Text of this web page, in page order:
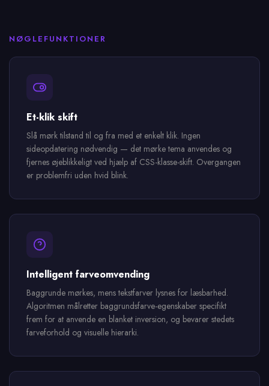
NØGLEFUNKTIONER
Et-klik skift
Slå mørk tilstand til og fra med et enkelt klik. Ingen
sideopdatering nødvendig — det mørke tema anvendes og
fjernes øjeblikkeligt ved hjælp af CSS-klasse-skift. Overgangen
er problemfri uden hvid blink.
Intelligent farveomvending
Baggrunde mørkes, mens tekstfarver lysnes for læsbarhed.
Algoritmen målretter baggrundsfarve-egenskaber specifikt
frem for at anvende en blanket inversion, og bevarer stedets
farveforhold og visuelle hierarki.